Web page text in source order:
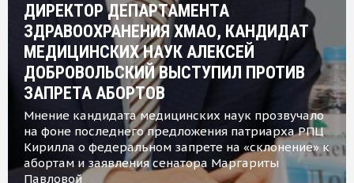
ДИРЕКТОР ДЕПАРТАМЕНТА
ЗДРАВООХРАНЕНИЯ ХМАО, КАНДИДАТ
МЕДИЦИНСКИХ НАУК АЛЕКСЕЙ
ДОБРОВОЛЬСКИЙ ВЫСТУПИЛ ПРОТИВ
ЗАПРЕТА АБОРТОВ
Мнение кандидата медицинских наук прозвучало
на фоне последнего предложения патриарха РПЦ
Кирилла о федеральном запрете на «склонение» к
абортам и заявления сенатора Маргариты
Павловой